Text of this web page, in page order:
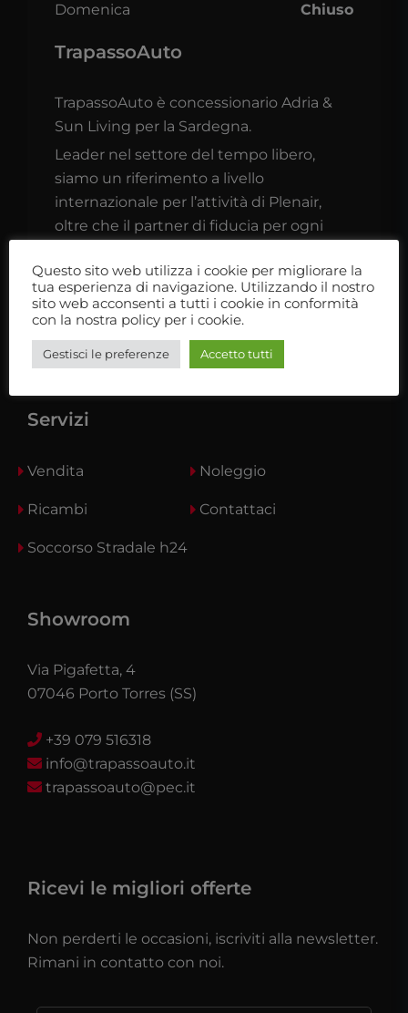
Domenica Chiuso
TrapassoAuto
TrapassoAuto è concessionario Adria &
Sun Living per la Sardegna.
Leader nel settore del tempo libero,
siamo un riferimento a livello
internazionale per l’attività di Plenair,
oltre che il partner di fiducia per ogni
Ti aspettiamo nel nostro showroom
Servizi
Vendita Noleggio
Ricambi Contattaci
Soccorso Stradale h24
Showroom
Via Pigafetta, 4
07046 Porto Torres (SS)
+39 079 516318
info@trapassoauto.it
trapassoauto@pec.it
Ricevi le migliori offerte
Non perderti le occasioni, iscriviti alla newsletter.
Rimani in contatto con noi.
Questo sito web utilizza i cookie per migliorare la
tua esperienza di navigazione. Utilizzando il nostro
sito web acconsenti a tutti i cookie in conformità
con la nostra policy per i cookie.
Gestisci le preferenze Accetto tutti